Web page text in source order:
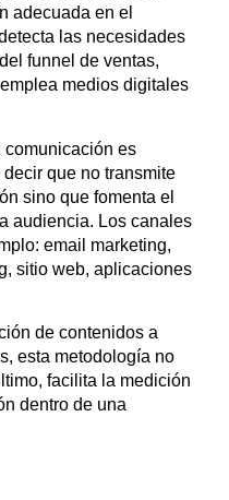
adecuada en el
las necesidades
funnel de ventas,
medios digitales
comunicación es
que no transmite
sino que fomenta el
audiencia. Los canales
email marketing,
sitio web, aplicaciones
de contenidos a
esta metodología no
facilita la medición
dentro de una